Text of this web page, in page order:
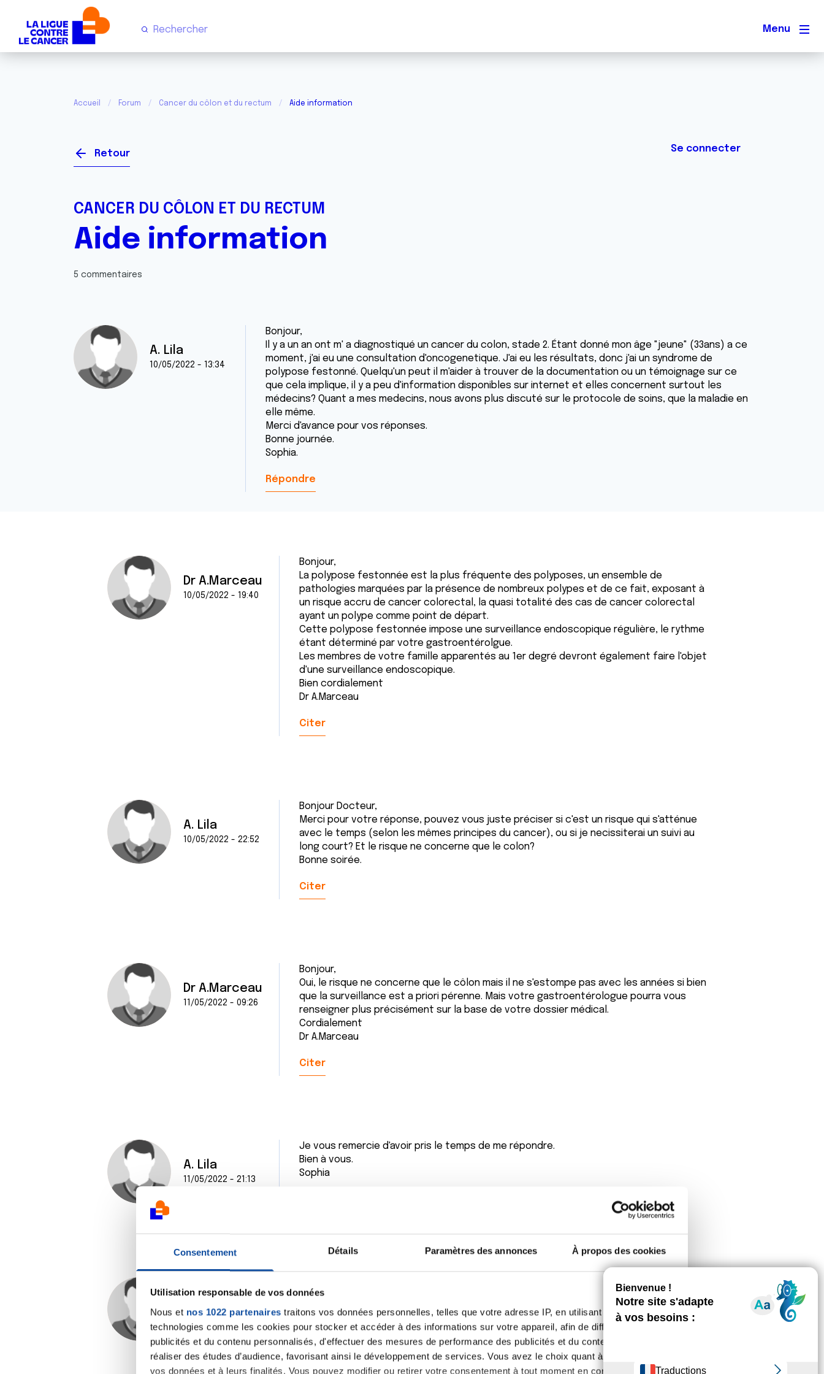
Consentement Détails Paramètres des annonces À propos des cookies
Utilisation responsable de vos données
Nous et nos 1022 partenaires traitons vos données personnelles, telles que votre adresse IP, en utilisant des
technologies comme les cookies pour stocker et accéder à des informations sur votre appareil, afin de diffuser des
publicités et du contenu personnalisés, d'effectuer des mesures de performance des publicités et du contenu, ainsi que de
réaliser des études d’audience, favorisant ainsi le développement de services. Vous avez le choix quant à l'utilisation de
vos données et à leurs finalités. Vous pouvez modifier ou retirer votre consentement à tout moment en consultant la
Menu
Accueil Forum Cancer du côlon et du rectum Aide information
Retour Se connecter
CANCER DU CÔLON ET DU RECTUM
Aide information
5 commentaires
A. Lila
10/05/2022 - 13:34
Bonjour,
Il y a un an ont m' a diagnostiqué un cancer du colon, stade 2. Étant donné mon âge "jeune" (33ans) a ce
moment, j'ai eu une consultation d'oncogenetique. J'ai eu les résultats, donc j'ai un syndrome de
polypose festonné. Quelqu'un peut il m'aider à trouver de la documentation ou un témoignage sur ce
que cela implique, il y a peu d'information disponibles sur internet et elles concernent surtout les
médecins? Quant a mes medecins, nous avons plus discuté sur le protocole de soins, que la maladie en
elle même.
Merci d'avance pour vos réponses.
Bonne journée.
Sophia.
Répondre
Dr A.Marceau
10/05/2022 - 19:40
Bonjour,
La polypose festonnée est la plus fréquente des polyposes, un ensemble de
pathologies marquées par la présence de nombreux polypes et de ce fait, exposant à
un risque accru de cancer colorectal, la quasi totalité des cas de cancer colorectal
ayant un polype comme point de départ.
Cette polypose festonnée impose une surveillance endoscopique régulière, le rythme
étant déterminé par votre gastroentérolgue.
Les membres de votre famille apparentés au 1er degré devront également faire l'objet
d'une surveillance endoscopique.
Bien cordialement
Dr A.Marceau
Citer
A. Lila
10/05/2022 - 22:52
Bonjour Docteur,
Merci pour votre réponse, pouvez vous juste préciser si c'est un risque qui s'atténue
avec le temps (selon les mêmes principes du cancer), ou si je necissiterai un suivi au
long court? Et le risque ne concerne que le colon?
Bonne soirée.
Citer
Dr A.Marceau
11/05/2022 - 09:26
Bonjour,
Oui, le risque ne concerne que le côlon mais il ne s'estompe pas avec les années si bien
que la surveillance est a priori pérenne. Mais votre gastroentérologue pourra vous
renseigner plus précisément sur la base de votre dossier médical.
Cordialement
Dr A.Marceau
Citer
A. Lila
11/05/2022 - 21:13
Je vous remercie d'avoir pris le temps de me répondre.
Bien à vous.
Sophia
24/05/2022 - 01:12
Désolé de vous demander ça mais pouvez vous me dire quels ont été les symptômes
vous ayant poussée à consulter ? Et quels examens avez vous passé ?
Merci